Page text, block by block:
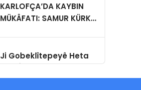
KARLOFÇA’DA KAYBIN
MÜKÂFATI: SAMUR KÜRK,
Ji Gobeklîtepeyê Heta